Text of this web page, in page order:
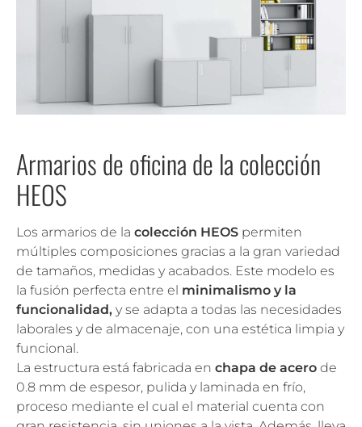
Armarios de oficina de la colección
HEOS
Los armarios de la colección HEOS permiten
múltiples composiciones gracias a la gran variedad
de tamaños, medidas y acabados. Este modelo es
la fusión perfecta entre el minimalismo y la
funcionalidad, y se adapta a todas las necesidades
laborales y de almacenaje, con una estética limpia y
funcional.
La estructura está fabricada en chapa de acero de
0.8 mm de espesor, pulida y laminada en frío,
proceso mediante el cual el material cuenta con